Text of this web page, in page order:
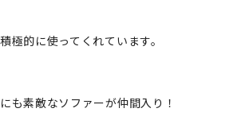
極的に使ってくれています。
も素敵なソファーが仲間入り！